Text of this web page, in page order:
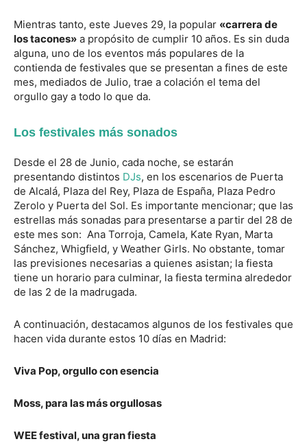
Mientras tanto, este Jueves 29, la popular «carrera de
los tacones» a propósito de cumplir 10 años. Es sin duda
alguna, uno de los eventos más populares de la
contienda de festivales que se presentan a fines de este
mes, mediados de Julio, trae a colación el tema del
orgullo gay a todo lo que da.
Los festivales más sonados
Desde el 28 de Junio, cada noche, se estarán
presentando distintos DJs, en los escenarios de Puerta
de Alcalá, Plaza del Rey, Plaza de España, Plaza Pedro
Zerolo y Puerta del Sol. Es importante mencionar; que las
estrellas más sonadas para presentarse a partir del 28 de
este mes son: Ana Torroja, Camela, Kate Ryan, Marta
Sánchez, Whigfield, y Weather Girls. No obstante, tomar
las previsiones necesarias a quienes asistan; la fiesta
tiene un horario para culminar, la fiesta termina alrededor
de las 2 de la madrugada.
A continuación, destacamos algunos de los festivales que
hacen vida durante estos 10 días en Madrid:
Viva Pop, orgullo con esencia
Moss, para las más orgullosas
WEE festival, una gran fiesta